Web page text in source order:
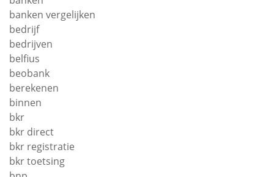
banken vergelijken
bedrijf
bedrijven
belfius
beobank
berekenen
binnen
bkr
bkr direct
bkr registratie
bkr toetsing